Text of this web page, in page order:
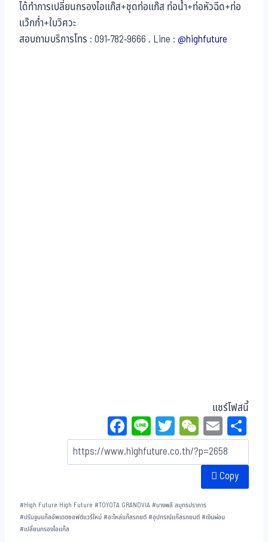
ได้ทำการเปลี่ยนกรองไอแก๊ส+ชุดท่อแก๊ส ท่อน้ำ+ท่อหัวฉีด+ท่อ
แว๊กก่ำ+ใบวิศวะ
สอบถามบริการโทร : 091-782-9666 , Line :@highfuture
แชร์โฟสนี้
Fa
ce
bo
Li
ne
T
wi
tt
W
eC
ha
t
E
m
ail
Copy
#High Future High Future #TOYOTA GRANDVIA#บางพลี สมุทรปราการ
#ปรับจูนแก๊สอัพเดตซอฟต์แวร์ใหม่#อะไหล่แก๊สรถยต์#อุปกรณ์แก๊สรถยนต์#เงินผ่อน
#เปลี่ยนกรองไอแก๊ส